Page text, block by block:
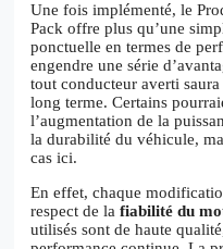
Une fois implémenté, le
Pack offre plus qu’une
ponctuelle en termes de
engendre une série
tout conducteur averti
long terme. Certains
l’augmentation de la
la durabilité du véhicule,
cas ici.
En effet, chaque
respect de la fiabilité du
utilisés sont de haute